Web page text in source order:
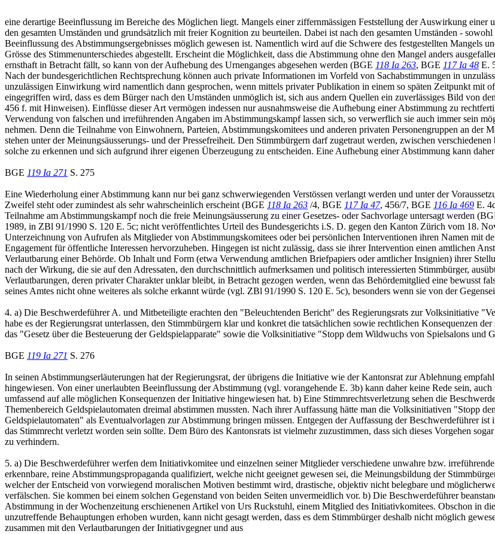
eine derartige Beeinflussung im Bereiche des Möglichen liegt. Mangels einer ziffernmässigen Feststellung der Auswirkung einer
den gesamten Umständen und grundsätzlich mit freier Kognition zu beurteilen. Dabei ist nach den gesamten Umständen -
Beeinflussung des Abstimmungsergebnisses möglich gewesen ist. Namentlich wird auf die Schwere des festgestellten Mangels
Grösse des Stimmenunterschiedes abgestellt. Erscheint die Möglichkeit, dass die Abstimmung ohne den Mangel anders
ernsthaft in Betracht fällt, so kann von der Aufhebung des Urnenganges abgesehen werden (BGE 118 Ia 263, BGE 117 Ia 48 E.
Nach der bundesgerichtlichen Rechtsprechung können auch private Informationen im Vorfeld von Sachabstimmungen in
unzulässigen Einwirkung wird namentlich dann gesprochen, wenn mittels privater Publikation in einem so späten Zeitpunkt mit
eingegriffen wird, dass es dem Bürger nach den Umständen unmöglich ist, sich aus andern Quellen ein zuverlässiges Bild von
456 f. mit Hinweisen). Einflüsse dieser Art vermögen indessen nur ausnahmsweise die Aufhebung einer Abstimmung zu
Verwendung von falschen und irreführenden Angaben im Abstimmungskampf lassen sich, so verwerflich sie auch immer sein
nehmen. Denn die Teilnahme von Einwohnern, Parteien, Abstimmungskomitees und anderen privaten Personengruppen an der
stehen unter der Meinungsäusserungs- und der Pressefreiheit. Den Stimmbürgern darf zugetraut werden, zwischen
solche zu erkennen und sich aufgrund ihrer eigenen Überzeugung zu entscheiden. Eine Aufhebung einer Abstimmung kann
BGE 119 Ia 271 S. 275
Eine Wiederholung einer Abstimmung kann nur bei ganz schwerwiegenden Verstössen verlangt werden und unter der
Zweifel steht oder zumindest als sehr wahrscheinlich erscheint (BGE 118 Ia 263 /4, BGE 117 Ia 47, 456/7, BGE 116 Ia 469 E.
Teilnahme am Abstimmungskampf noch die freie Meinungsäusserung zu einer Gesetzes- oder Sachvorlage untersagt werden
1989, in ZBl 91/1990 S. 120 E. 5c; nicht veröffentlichtes Urteil des Bundesgerichts i.S. D. gegen den Kanton Zürich vom 18.
Unterzeichnung von Aufrufen als Mitglieder von Abstimmungskomitees oder bei persönlichen Interventionen ihren Namen mit
Engagement für öffentliche Interessen hervorzuheben. Hingegen ist nicht zulässig, dass sie ihrer Intervention einen amtlichen
Verlautbarung einer Behörde. Ob Inhalt und Form (etwa Verwendung amtlichen Briefpapiers oder amtlicher Insignien) ihrer
nach der Wirkung, die sie auf den Adressaten, den durchschnittlich aufmerksamen und politisch interessierten Stimmbürger,
Verlautbarungen, deren privater Charakter unklar bleibt, in Betracht gezogen werden, wenn das Behördemitglied eine bewusst
seines Amtes nicht ohne weiteres als solche erkannt würde (vgl. ZBl 91/1990 S. 120 E. 5c), besonders wenn sie von der
4. a) Die Beschwerdeführer A. und Mitbeteiligte erachten den "Beleuchtenden Bericht" des Regierungsrats zur Volksinitiative
habe es der Regierungsrat unterlassen, den Stimmbürgern klar und konkret die tatsächlichen sowie rechtlichen Konsequenzen
das "Gesetz über die Besteuerung der Geldspielapparate" sowie die Volksinitiative "Stopp dem Wildwuchs von Spielsalons und
BGE 119 Ia 271 S. 276
In seinen Abstimmungserläuterungen hat der Regierungsrat, der übrigens die Initiative wie der Kantonsrat zur Ablehnung
hingewiesen. Von einer unerlaubten Beeinflussung der Abstimmung (vgl. vorangehende E. 3b) kann daher keine Rede sein,
umfassend auf alle möglichen Konsequenzen der Initiative hingewiesen hat. b) Eine Stimmrechtsverletzung sehen die
Themenbereich Geldspielautomaten dreimal abstimmen mussten. Nach ihrer Auffassung hätte man die Volksinitiativen "Stopp
Geldspielautomaten" als Eventualvorlagen zur Abstimmung bringen müssen. Entgegen der Auffassung der Beschwerdeführer
das Stimmrecht verletzt worden sein sollte. Dem Büro des Kantonsrats ist vielmehr zuzustimmen, dass sich dieses Vorgehen
zu verhindern.
5. a) Die Beschwerdeführer werfen dem Initiativkomitee und einzelnen seiner Mitglieder verschiedene unwahre bzw.
erkennbare, reine Abstimmungspropaganda qualifiziert, welche nicht geeignet gewesen sei, die Meinungsbildung der
welcher der Entscheid von vorwiegend moralischen Motiven bestimmt wird, drastische, objektiv nicht belegbare und
verfälschen. Sie kommen bei einem solchen Gegenstand von beiden Seiten unvermeidlich vor. b) Die Beschwerdeführer
Abstimmung in der Wochenzeitung erschienenen Artikel von Urs Ruckstuhl, einem Mitglied des Initiativkomitees. Obschon in
unzutreffende Behauptungen erhoben wurden, kann nicht gesagt werden, dass es dem Stimmbürger deshalb nicht möglich
zusammen mit den Verlautbarungen der Initiativgegner und aus